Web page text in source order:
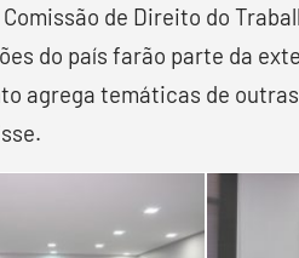
de Direito do
do país farão parte da
agrega temáticas de